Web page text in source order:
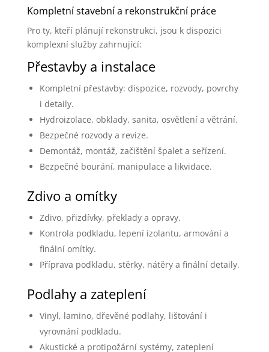
Kompletní stavební a rekonstrukční práce
Pro ty, kteří plánují rekonstrukci, jsou k dispozici
komplexní služby zahrnující:
Přestavby a instalace
Kompletní přestavby: dispozice, rozvody, povrchy
i detaily.
Hydroizolace, obklady, sanita, osvětlení a větrání.
Bezpečné rozvody a revize.
Demontáž, montáž, začištění špalet a seřízení.
Bezpečné bourání, manipulace a likvidace.
Zdivo a omítky
Zdivo, přizdívky, překlady a opravy.
Kontrola podkladu, lepení izolantu, armování a
finální omítky.
Příprava podkladu, stěrky, nátěry a finální detaily.
Podlahy a zateplení
Vinyl, lamino, dřevěné podlahy, lištování i
vyrovnání podkladu.
Akustické a protipožární systémy, zateplení